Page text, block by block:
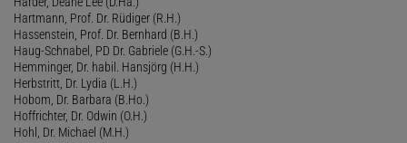
Hartmann, Prof. Dr. Rüdiger (R.H.)
Hassenstein, Prof. Dr. Bernhard (B.H.)
Haug-Schnabel, PD Dr. Gabriele (G.H.-S.)
Hemminger, Dr. habil. Hansjörg (H.H.)
Herbstritt, Dr. Lydia (L.H.)
Hobom, Dr. Barbara (B.Ho.)
Hoffrichter, Dr. Odwin (O.H.)
Hohl, Dr. Michael (M.H.)